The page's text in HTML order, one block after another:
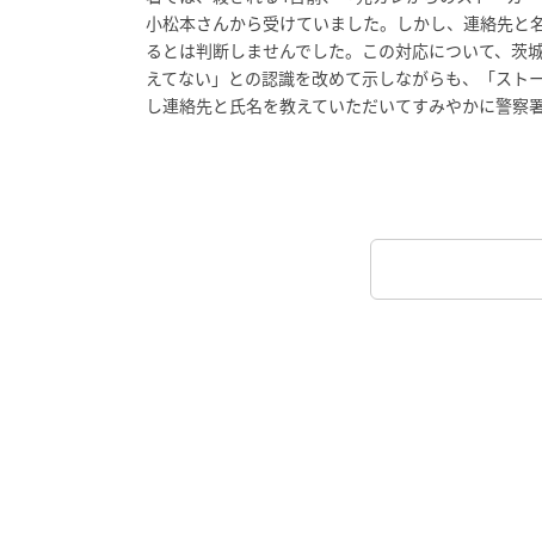
小松本さんから受けていました。しかし、連絡先
るとは判断しませんでした。この対応について、
えてない」との認識を改めて示しながらも、「ス
し連絡先と氏名を教えていただいてすみやかに警察